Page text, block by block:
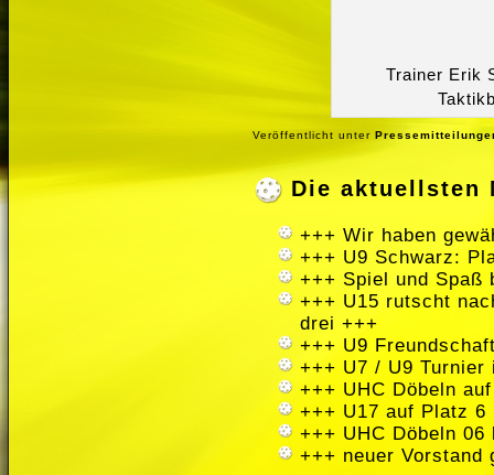
Trainer Erik
Veröffentlicht unter
Die aktuellsten
+++ Wir haben
+++ U9 Schwarz:
+++ Spiel und Spaß
+++ U15 rutscht
drei +++
+++ U9
+++ U7 / U9 Turnier
+++ UHC Döbeln
+++ U17 auf Platz
+++ UHC Döbeln
+++ neuer Vorstand